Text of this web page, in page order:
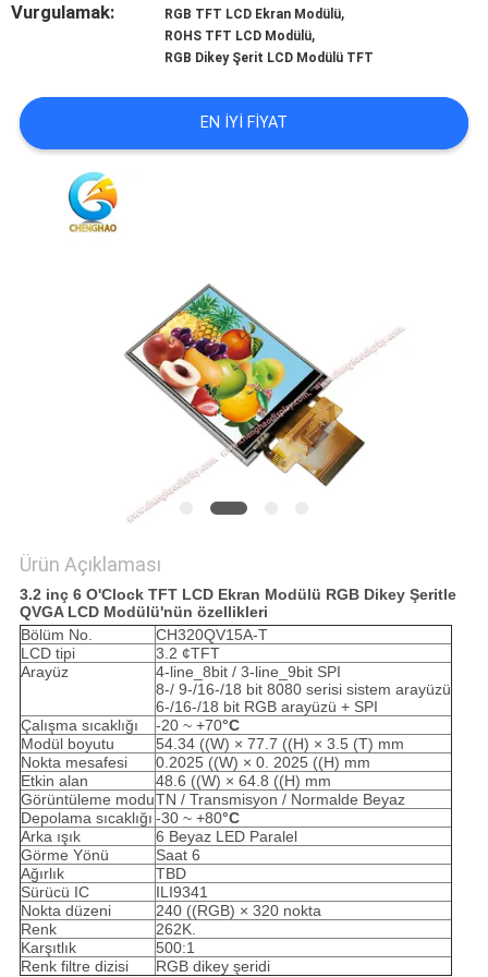
HARITASI
PRIVACY
POLICY
Vurgulamak:
RGB TFT LCD Ekran Modülü,
ROHS TFT LCD Modülü,
RGB Dikey Şerit LCD Modülü TFT
EN IYI FIYAT
Ürün Açıklaması
3.2 inç 6 O'Clock TFT LCD Ekran Modülü RGB Dikey Şeritle
QVGA LCD Modülü'nün özellikleri
Bölüm No.
CH320QV15A-T
LCD tipi
3.2 ¢TFT
Arayüz
4-line_8bit / 3-line_9bit SPI
8-/ 9-/16-/18 bit 8080 serisi sistem arayüzü
6-/16-/18 bit RGB arayüzü + SPI
Çalışma sıcaklığı
-20 ~ +70°C
Modül boyutu
54.34 ((W) × 77.7 ((H) × 3.5 (T) mm
Nokta mesafesi
0.2025 ((W) × 0. 2025 ((H) mm
Etkin alan
48.6 ((W) × 64.8 ((H) mm
Görüntüleme moduTN / Transmisyon / Normalde Beyaz
Depolama sıcaklığı -30 ~ +80°C
Arka ışık
6 Beyaz LED Paralel
Görme Yönü
Saat 6
Ağırlık
TBD
Sürücü IC
ILI9341
Nokta düzeni
240 ((RGB) × 320 nokta
Renk
262K.
Karşıtlık
500:1
Renk filtre dizisi
RGB dikey şeridi